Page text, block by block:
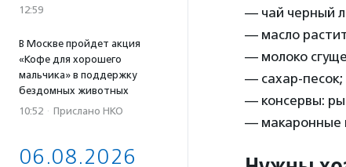
12:59
В Москве пройдет акция
«Кофе для хорошего
мальчика» в поддержку
бездомных животных
10:52 · Прислано НКО
06.08.2026
— чай черный
— масло
— молоко
— сахар-песок;
— консервы:
— макаронные